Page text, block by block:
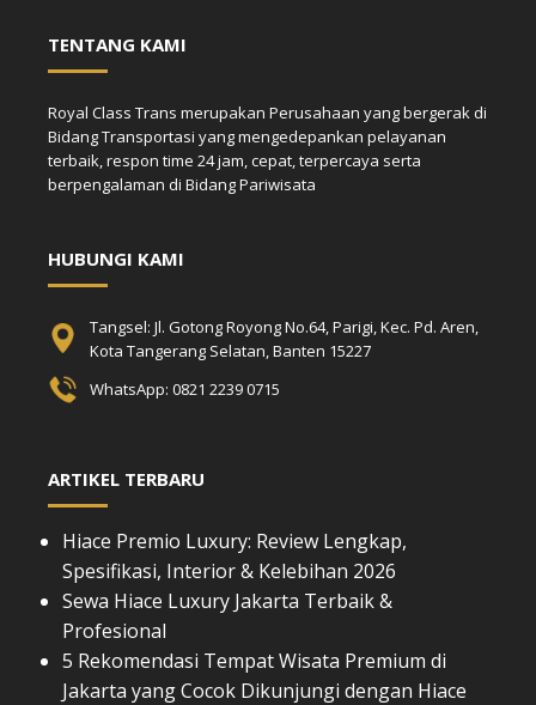
TENTANG KAMI
Royal Class Trans merupakan Perusahaan yang bergerak di
Bidang Transportasi yang mengedepankan pelayanan
terbaik, respon time 24 jam, cepat, terpercaya serta
berpengalaman di Bidang Pariwisata
HUBUNGI KAMI
Tangsel: Jl. Gotong Royong No.64, Parigi, Kec. Pd. Aren,
Kota Tangerang Selatan, Banten 15227
WhatsApp: 0821 2239 0715
ARTIKEL TERBARU
Hiace Premio Luxury: Review Lengkap,
Spesifikasi, Interior & Kelebihan 2026
Sewa Hiace Luxury Jakarta Terbaik &
Profesional
5 Rekomendasi Tempat Wisata Premium di
Jakarta yang Cocok Dikunjungi dengan Hiace